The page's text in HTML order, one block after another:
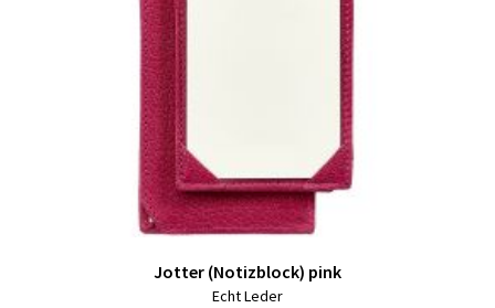
Jotter (Notizblock) pink
Echt Leder